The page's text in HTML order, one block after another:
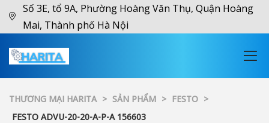
Số 3E, tổ 9A, Phường Hoàng Văn Thụ, Quận Hoàng
Mai, Thành phố Hà Nội
THƯƠNG MẠI HARITA > SẢN PHẨM > FESTO >
FESTO ADVU-20-20-A-P-A 156603